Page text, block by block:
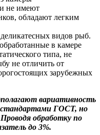
не имеют
обладают легким
видов рыб.
в камере
типа, не
не отличить от
зарубежных
вариативность
стандартами ГОСТ, но
обработку по
до 3%.